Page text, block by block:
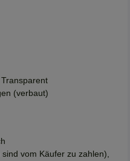
(verbaut)
vom Käufer zu zahlen),